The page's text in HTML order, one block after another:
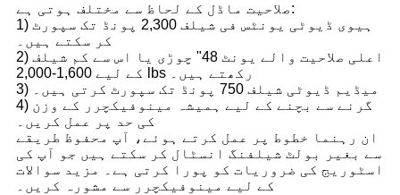
صلاحیت ماڈل کے لحاظ سے مختلف ہوتی ہے:
1) ہیوی ڈیوٹی یونٹس فی شیلف 2,300 پونڈ تک سپورٹ
کر سکتے ہیں۔
2) اعلی صلاحیت والے یونٹ 48" چوڑی یا اس سے کم شیلف
کے لیے 1,600-2,000 lbs رکھتے ہیں۔
3) میڈیم ڈیوٹی شیلف 750 پونڈ تک سپورٹ کرتی ہیں۔
4) گرنے سے بچنے کے لیے ہمیشہ مینوفیکچرر کے وزن
کی حد پر عمل کریں۔
ان رہنما خطوط پر عمل کرتے ہوئے، آپ محفوظ طریقے
سے بغیر بولٹ شیلفنگ انسٹال کر سکتے ہیں جو آپ کی
اسٹوریج کی ضروریات کو پورا کرتی ہے۔ مزید سوالات
کے لیے مینوفیکچرر سے مشورہ کریں۔